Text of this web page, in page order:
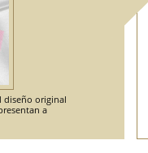
diseño original
a